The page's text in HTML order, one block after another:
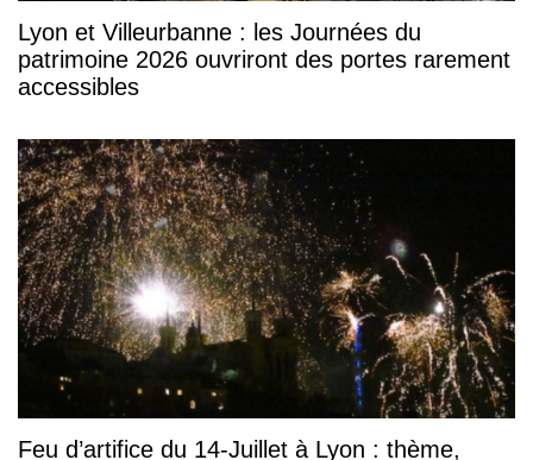
Lyon et Villeurbanne : les Journées du
patrimoine 2026 ouvriront des portes rarement
accessibles
Feu d’artifice du 14-Juillet à Lyon : thème,